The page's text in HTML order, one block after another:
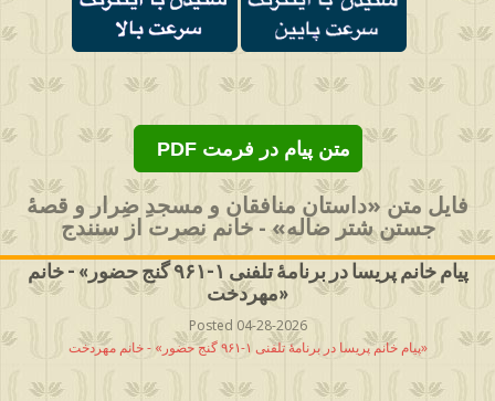
PDF متن پیام در فرمت
فایل متن «داستان منافقان و مسجدِ ضِرار و قصۀ
جستن شتر ضاله» - خانم نصرت از سنندج
پیام خانم پریسا در برنامهٔ تلفنی ۱-۹۶۱ گنج حضور» - خانم
مهردخت»
Posted 04-28-2026
پیام خانم پریسا در برنامهٔ تلفنی ۱-۹۶۱ گنج حضور» - خانم مهردخت»